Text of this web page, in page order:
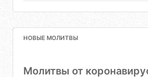
НОВЫЕ МОЛИТВЫ
Молитвы от